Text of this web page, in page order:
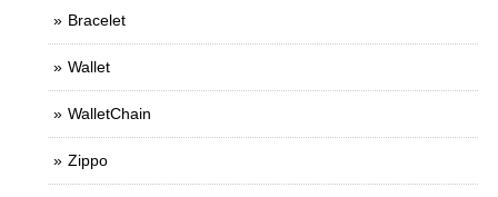
Bracelet
Wallet
WalletChain
Zippo